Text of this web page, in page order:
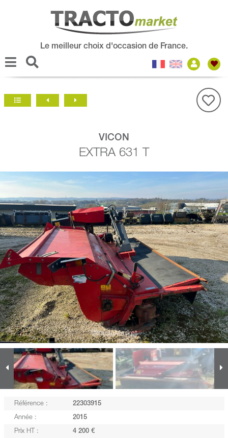
Le meilleur choix d'occasion de France.
VICON
EXTRA 631 T
Référence : 22303915
Année : 2015
Prix HT : 4 200 €